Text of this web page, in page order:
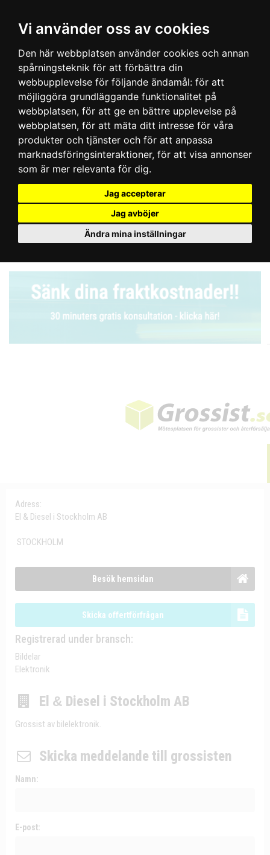
Vi använder oss av cookies
Den här webbplatsen använder cookies och annan
spårningsteknik för att förbättra din
webbupplevelse för följande ändamål: för att
möjliggöra grundläggande funktionalitet på
webbplatsen, för att ge en bättre upplevelse på
webbplatsen, för att mäta ditt intresse för våra
produkter och tjänster och för att anpassa
marknadsföringsinteraktioner, för att visa annonser
som är mer relevanta för dig.
Jag accepterar
Jag avböjer
Ändra mina inställningar
Adress:
El & Diesel i Stockholm AB
STOCKHOLM
Besök hemsidan
Skicka offertförfrågan
Registrerad under bransch:
Bildelar
Elektronik
El & Diesel i Stockholm AB
Grossist av bilelektronik.
Skicka meddelande till grossisten
Namn:
E-post: